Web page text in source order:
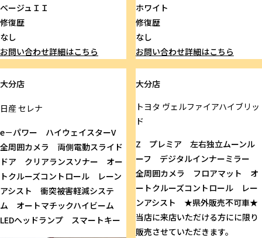
ベージュＩＩ
修復歴
なし
お問い合わせ詳細はこちら
ホワイト
修復歴
なし
お問い合わせ詳細はこちら
大分店
日産セレナ
e－パワー ハイウェイスターV
全周囲カメラ 両側電動スライド
ドア クリアランスソナー オー
トクルーズコントロール レーン
アシスト 衝突被害軽減システ
ム オートマチックハイビーム
LEDヘッドランプ スマートキー
大分店
トヨタ ヴェルファイアハイブリッ
ド
Z プレミア 左右独立ムーンル
ーフ デジタルインナーミラー
全周囲カメラ フロアマット オ
ートクルーズコントロール レー
ンアシスト ★県外販売不可車★
当店に来店いただける方にに限り
販売させていただきます。